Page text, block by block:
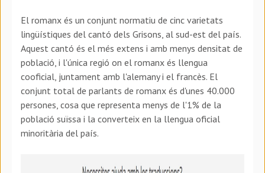
El romanx és un conjunt normatiu de cinc varietats
lingüístiques del cantó dels Grisons, al sud-est del país.
Aquest cantó és el més extens i amb menys densitat de
població, i l'única regió on el romanx és llengua
cooficial, juntament amb l'alemany i el francès. El
conjunt total de parlants de romanx és d'unes 40.000
persones, cosa que representa menys de l'1% de la
població suïssa i la converteix en la llengua oficial
minoritària del país.